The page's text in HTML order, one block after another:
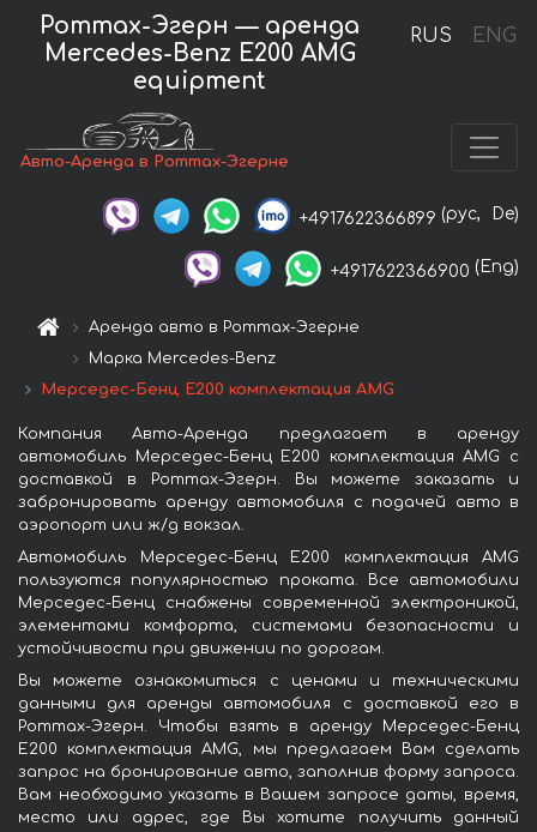
RUS ENG
Роттах-Эгерн — аренда
Mercedes-Benz E200 AMG
equipment
Авто-Аренда в Роттах-Эгерне
+4917622366899 (рус, De)
+4917622366900 (Eng)
Аренда авто в Роттах-Эгерне
Марка Mercedes-Benz
Мерседес-Бенц Е200 комплектация AMG
Компания Авто-Аренда предлагает в аренду
автомобиль Мерседес-Бенц Е200 комплектация AMG с
доставкой в Роттах-Эгерн. Вы можете заказать и
забронировать аренду автомобиля с подачей авто в
аэропорт или ж/д вокзал.
Автомобиль Мерседес-Бенц Е200 комплектация AMG
пользуются популярностью проката. Все автомобили
Мерседес-Бенц снабжены современной электроникой,
элементами комфорта, системами безопасности и
устойчивости при движении по дорогам.
Вы можете ознакомиться с ценами и техническими
данными для аренды автомобиля с доставкой его в
Роттах-Эгерн. Чтобы взять в аренду Мерседес-Бенц
Е200 комплектация AMG, мы предлагаем Вам сделать
запрос на бронирование авто, заполнив форму запроса.
Вам необходимо указать в Вашем запросе даты, время,
место или адрес, где Вы хотите получить данный